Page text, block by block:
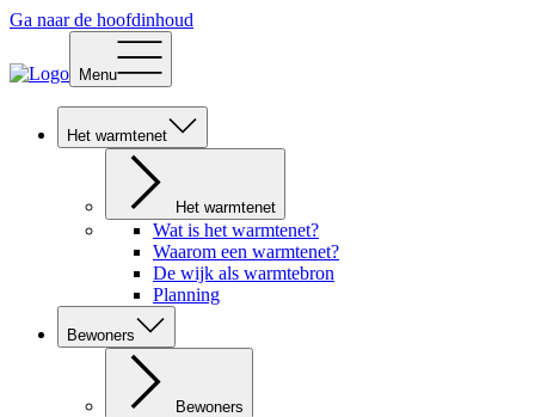
Ga naar de hoofdinhoud
Menu
Het warmtenet
Het warmtenet
Wat is het warmtenet?
Waarom een warmtenet?
De wijk als warmtebron
Planning
Bewoners
Bewoners